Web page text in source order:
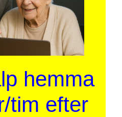
hemma
tim efter